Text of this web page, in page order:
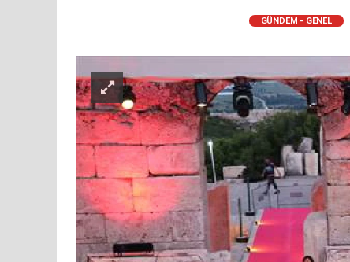
GÜNDEM - GENEL